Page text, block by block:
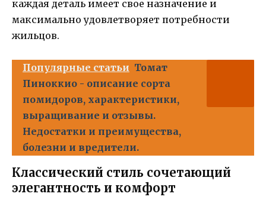
каждая деталь имеет свое назначение и
максимально удовлетворяет потребности
жильцов.
Популярные статьи Томат
Пиноккио - описание сорта
помидоров, характеристики,
выращивание и отзывы.
Недостатки и преимущества,
болезни и вредители.
Классический стиль сочетающий
элегантность и комфорт